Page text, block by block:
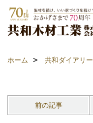
ホーム 共和ダイアリー
前の記事